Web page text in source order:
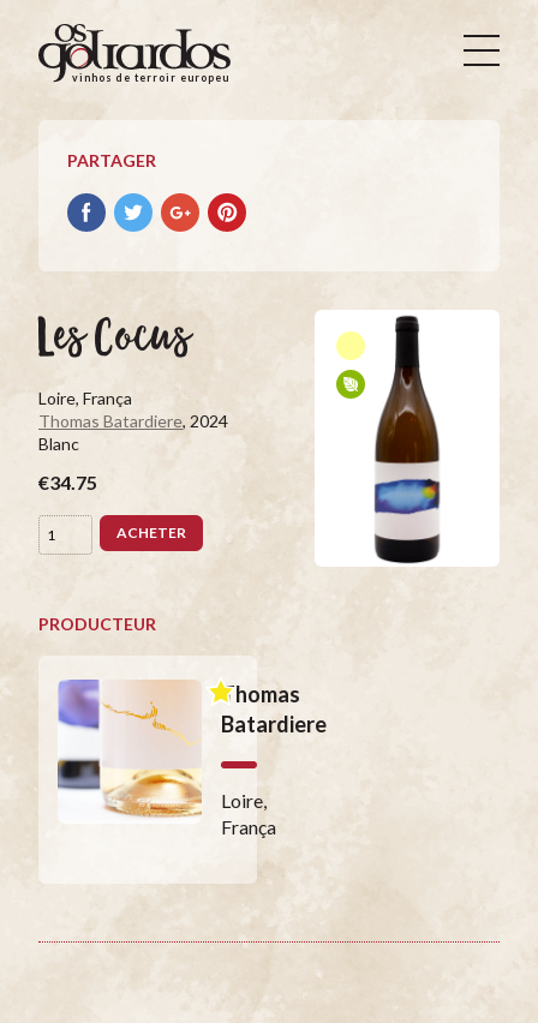
Os
Goliardos
Vinhos
Terroir
Europeus
vinhos de terroir europeus
PARTAGER
Partager
avec
Partager
avec
Partager
avec
Partager
avec
Les Cocus
Loire, França
Thomas Batardiere, 2024
Blanc
€34.75
ACHETER
PRODUCTEUR
Thomas
Batardiere
Loire,
França